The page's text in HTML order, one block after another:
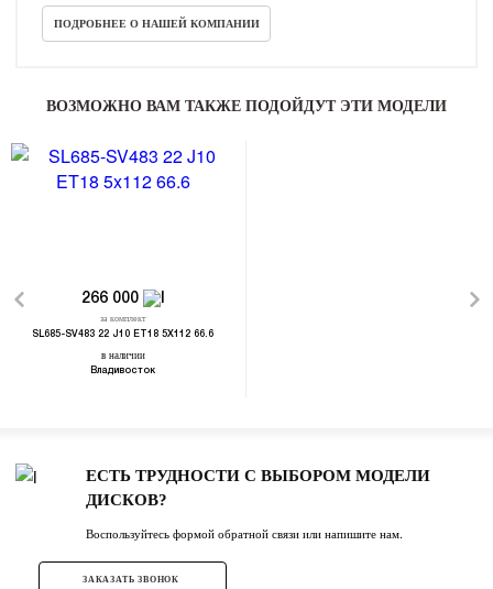
ПОДРОБНЕЕ О НАШЕЙ КОМПАНИИ
ВОЗМОЖНО ВАМ ТАКЖЕ ПОДОЙДУТ ЭТИ МОДЕЛИ
266 000
за комплект
SL685-SV483 22 J10 ET18 5X112 66.6
в наличии
Владивосток
ЕСТЬ ТРУДНОСТИ С ВЫБОРОМ МОДЕЛИ
ДИСКОВ?
Воспользуйтесь формой обратной связи или напишите нам.
ЗАКАЗАТЬ ЗВОНОК